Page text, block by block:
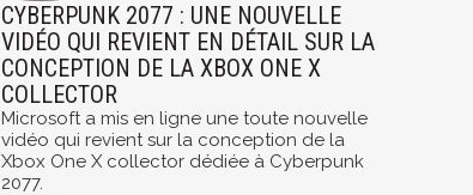
CYBERPUNK 2077 : UNE NOUVELLE
VIDÉO QUI REVIENT EN DÉTAIL SUR LA
CONCEPTION DE LA XBOX ONE X
COLLECTOR
Microsoft a mis en ligne une toute nouvelle
vidéo qui revient sur la conception de la
Xbox One X collector dédiée à Cyberpunk
2077.